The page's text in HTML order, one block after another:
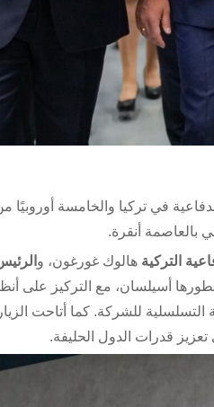
في تركيا والخامسة أوروبيًا
بالعاصمة أنقرة.
التركية هالوك غورغون، و
أسيلسان، مع التركيز على
التسلسلية للشركة. كما أتاحت
تعزيز قدرات الدول الحليفة.